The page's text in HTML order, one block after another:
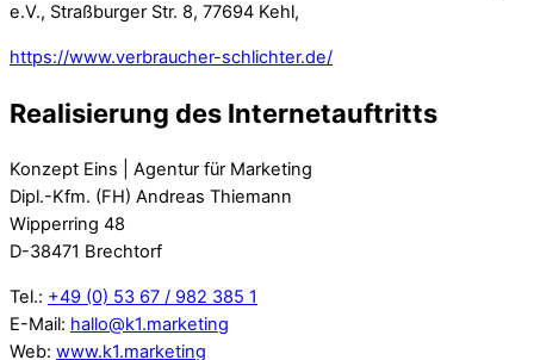
e.V., Straßburger Str. 8, 77694 Kehl,
https://www.verbraucher-schlichter.de/
Realisierung des Internetauftritts
Konzept Eins | Agentur für Marketing
Dipl.-Kfm. (FH) Andreas Thiemann
Wipperring 48
D-38471 Brechtorf
Tel.: +49 (0) 53 67 / 982 385 1
E-Mail: hallo@k1.marketing
Web: www.k1.marketing